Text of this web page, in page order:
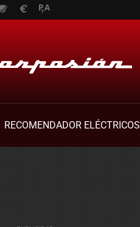
RECOMENDADOR ELÉCTRICOS